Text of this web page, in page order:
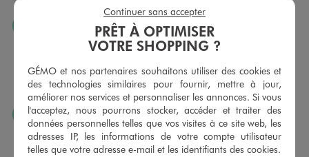
JE PEUX CHANGER D’AVIS
Nous échangeons et vous proposons un avoir ou un
sous 30 jours, sur simple présentation du ticket de caisse,
dans tous les magasins GÉMO.
JE PEUX FAIRE RETOUCHER MES ARTICLES
Ourlets, ceintures… vous avez la possibilité de faire
retoucher vos articles textiles dans nos magasins. Les tarifs
PRÊT À OPTIMISER
VOTRE SHOPPING ?
GÉMO et nos partenaires souhaitons utiliser des cookies et
des technologies similaires pour fournir, mettre à jour,
améliorer nos services et personnaliser les annonces. Si vous
l'acceptez, nous pourrons stocker, accéder et traiter des
données personnelles telles que vos visites à ce site web, les
adresses IP, les informations de votre compte utilisateur
telles que votre adresse e-mail et les identifiants des cookies.
Continuer sans accepter